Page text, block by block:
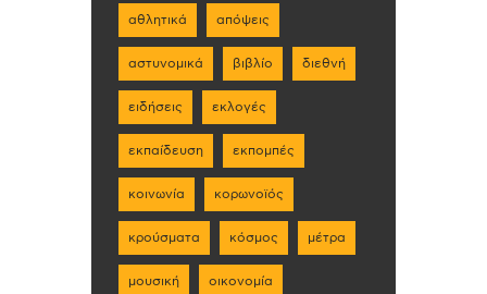
αθλητικά απόψεις
αστυνομικά βιβλίο διεθνή
ειδήσεις εκλογές
εκπαίδευση εκπομπές
κοινωνία κορωνοϊός
κρούσματα κόσμος μέτρα
μουσική οικονομία